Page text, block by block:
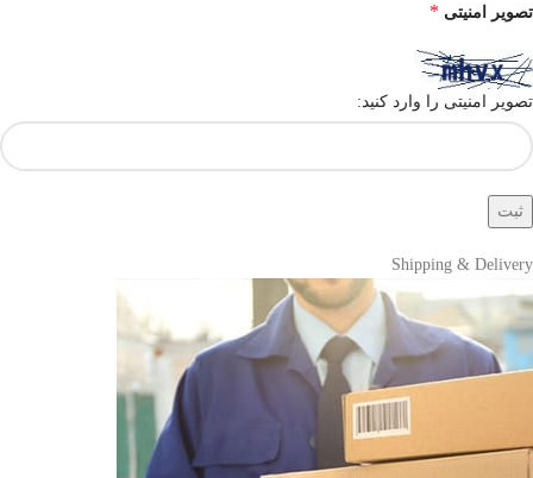
تصویر امنیتی *
تصویر امنیتی را وارد کنید:
Shipping & Delivery